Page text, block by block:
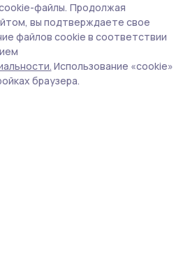
«Жердевские
— настоящий пример
рабочим визитом в
поездки он посетил
предприятия – ООО
«Жердевский».
файлы. Продолжая
вы подтверждаете свое
файлов cookie в соответствии
Использование «cookie»
браузера.